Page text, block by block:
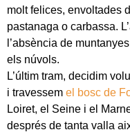
molt felices, envoltades
pastanaga o carbassa.
l’absència de
els núvols.
L’últim tram, decidim
i travessem el bosc de
Loiret, el Seine i el
després de tanta valla